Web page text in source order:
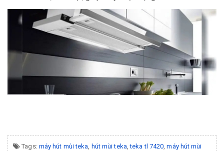
Tags: máy hút mùi teka, hút mùi teka,teka tl 7420,máy hút mùi